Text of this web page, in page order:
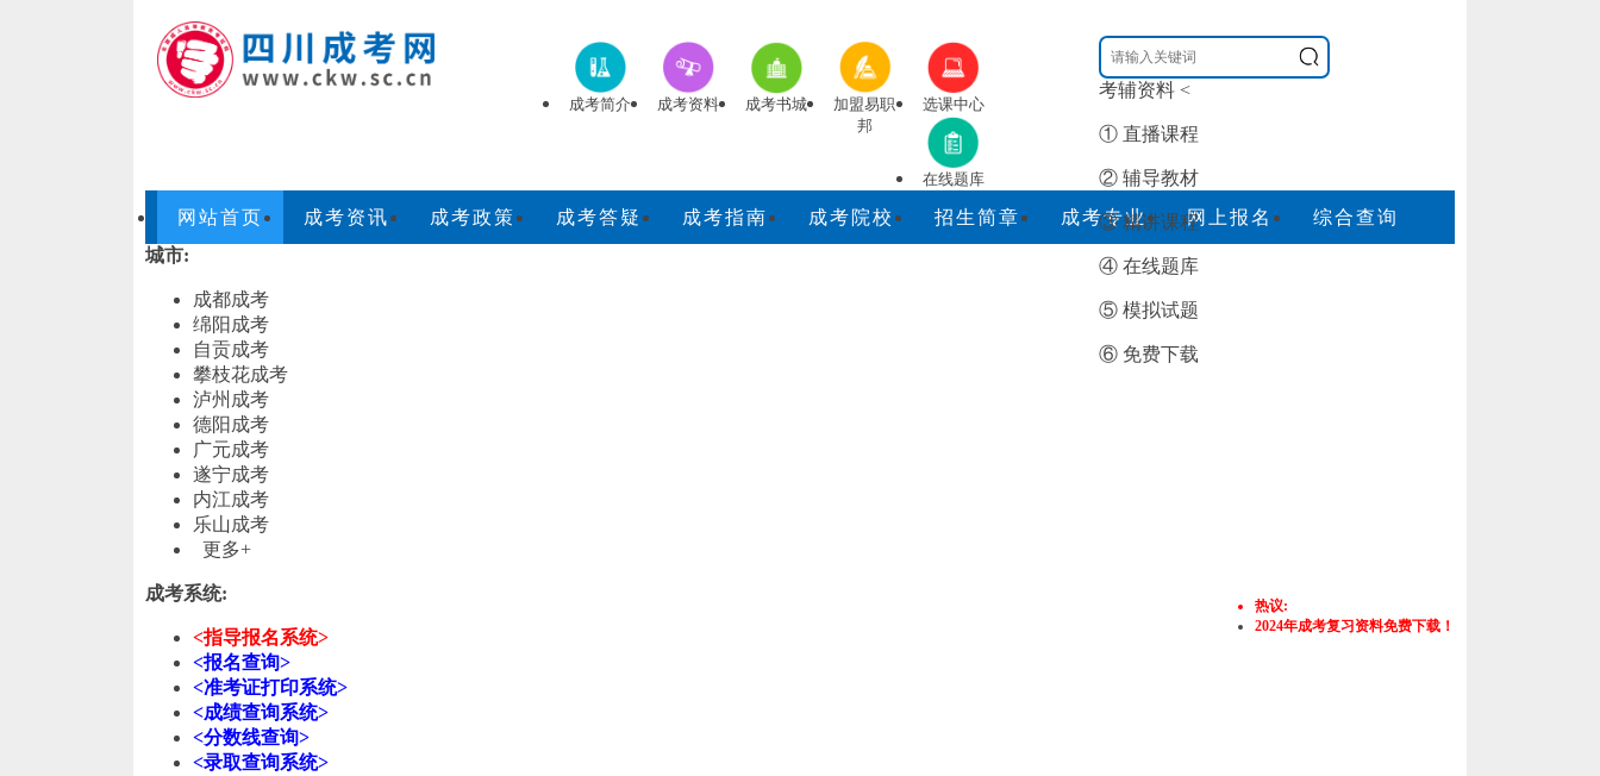
成考简介 成考资料 成考书城
加盟易职
邦
选课中心
在线题库
考辅资料 <
① 直播课程
② 辅导教材
③ 精讲课程
④ 在线题库
⑤ 模拟试题
⑥ 免费下载
网站首页 成考资讯 成考政策 成考答疑 成考指南 成考院校 招生简章 成考专业 网上报名
综合查询
城市:
成都成考
绵阳成考
自贡成考
攀枝花成考
泸州成考
德阳成考
广元成考
遂宁成考
内江成考
乐山成考
更多+
热议:
2024年成考复习资料免费下载！
成考系统:
<指导报名系统>
<报名查询>
<准考证打印系统>
<成绩查询系统>
<分数线查询>
<录取查询系统>